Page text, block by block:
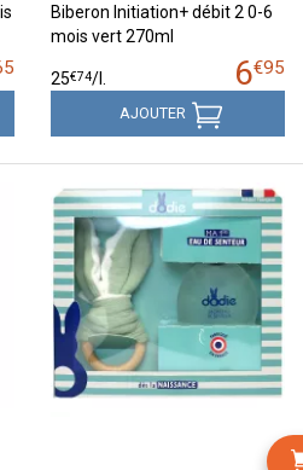
Biberon Initiation+ débit 2 0-6
mois vert 270ml
6€95
25€74/
AJOUTER